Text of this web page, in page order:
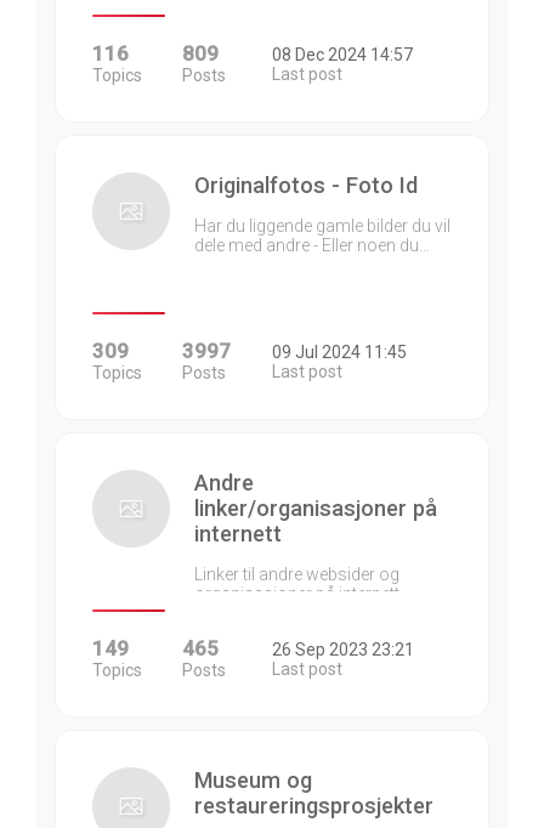
116
Topics
809
Posts
08 Dec 2024 14:57
Last post
Originalfotos - Foto Id
Har du liggende gamle bilder du vil
dele med andre - Eller noen du…
309
Topics
3997
Posts
09 Jul 2024 11:45
Last post
Andre
linker/organisasjoner på
internett
Linker til andre websider og
organisasjoner på internett…
149
Topics
465
Posts
26 Sep 2023 23:21
Last post
Museum og
restaureringsprosjekter